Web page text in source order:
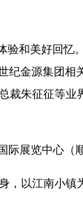
和美好回
金源集团
朱征征等
展览中心
以江南小